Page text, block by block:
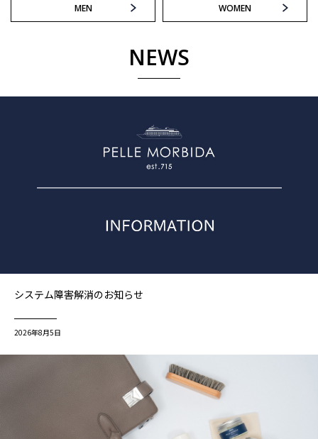
MEN WOMEN
NEWS
システム障害解消のお知らせ
2026年8月5日